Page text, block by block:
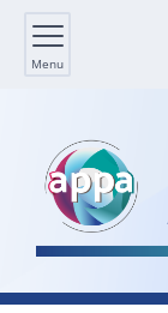
Menu